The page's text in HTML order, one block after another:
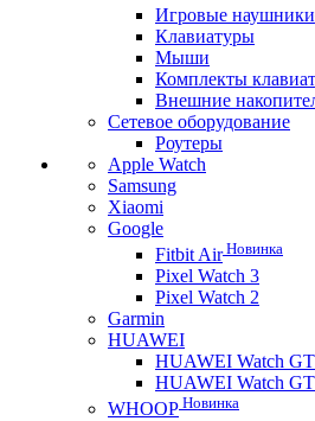
Игровые наушники
Клавиатуры
Мыши
Комплекты
Внешние
Сетевое оборудование
Роутеры
Apple Watch
Samsung
Xiaomi
Google
Fitbit AirНовинка
Pixel Watch 3
Pixel Watch 2
Garmin
HUAWEI
HUAWEI Watch
HUAWEI Watch
WHOOP Новинка